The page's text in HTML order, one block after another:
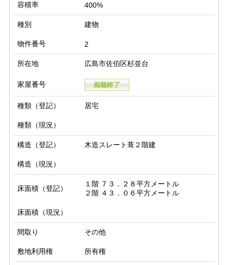
容積率 400%
種別 建物
物件番号 2
所在地 広島市佐伯区杉並台
家屋番号
種類（登記） 居宅
種類（現況）
構造（登記） 木造スレート葺２階建
構造（現況）
床面積（登記）
１階 ７３．２８平方メートル
２階 ４３．０６平方メートル
床面積（現況）
間取り その他
敷地利用権 所有権